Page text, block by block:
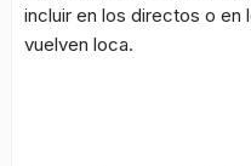
incluir en los directos o en
vuelven loca.